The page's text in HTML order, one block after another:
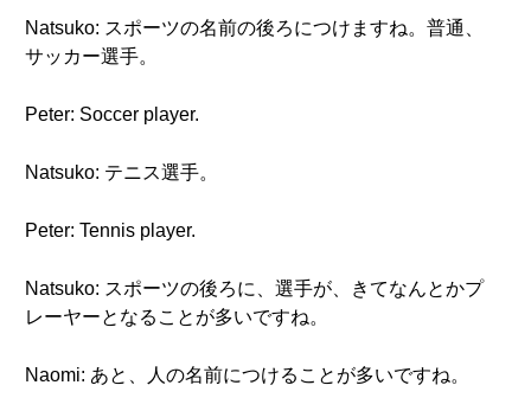
Natsuko: スポーツの名前の後ろにつけますね。普通、
サッカー選手。
Peter: Soccer player.
Natsuko: テニス選手。
Peter: Tennis player.
Natsuko: スポーツの後ろに、選手が、きてなんとかプ
レーヤーとなることが多いですね。
Naomi: あと、人の名前につけることが多いですね。